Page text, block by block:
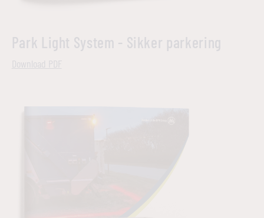
Park Light System - Sikker parkering
Download PDF